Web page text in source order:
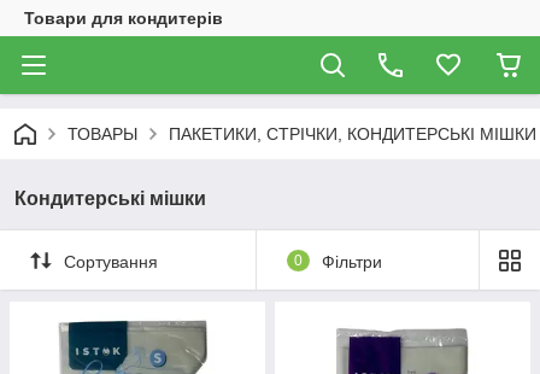
Товари для кондитерів
ТОВАРЫ ПАКЕТИКИ, СТРІЧКИ, КОНДИТЕРСЬКІ МІШКИ
Кондитерські мішки
Сортування 0 Фільтри